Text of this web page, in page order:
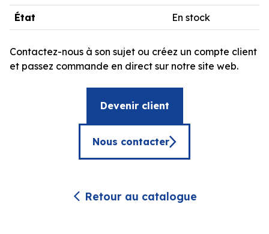
État En stock
Contactez-nous à son sujet ou créez un compte client
et passez commande en direct sur notre site web.
Devenir client
Nous contacter
Retour au catalogue